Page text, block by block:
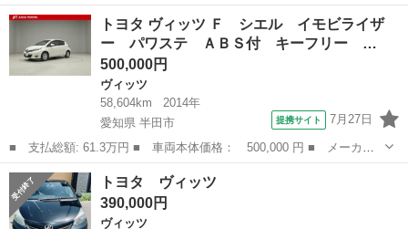
に連絡下さい。 298000円ポッキリ❗️車検2年取得済 諸費用一切無し。
乗って帰れます。 トヨタヴィッツ DBA-KSP130 距離68000km 車検
20...
岐阜 恵那市 ヴィッツ
トヨタ ヴィッツ Ｆ シエル イモビライザ
ー パワステ ＡＢＳ付 キーフリー …
500,000円
ヴィッツ
58,604km
2014年
愛知県 半田市
提携サイト 7月27日
■ 支払総額: 61.3万円 ■ 車両本体価格： 500,000 円 ■ メーカー
名： トヨタ ■ 車種名： ヴィッツ ■ グレード名： Ｆ シエ
ル イモビライザー パワステ ＡＢＳ付 キーフリー スマートエ
ントリー Ｗエ...
愛知 半田市 ヴィッツ
トヨタ ヴィッツ
390,000円
ヴィッツ